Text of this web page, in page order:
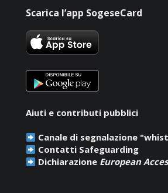
Scarica l’app SogeseCard
Aiuti e contributi pubblici
Canale di segnalazione
Contatti Safeguarding
Dichiarazione European